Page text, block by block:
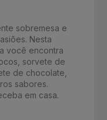
sobremesa e
Nesta
você encontra
sorvete de
de chocolate,
sabores.
em casa.